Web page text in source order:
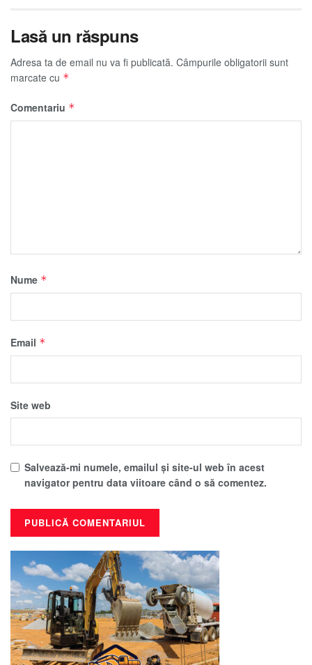
Lasă un răspuns
Adresa ta de email nu va fi publicată. Câmpurile obligatorii sunt
marcate cu *
Comentariu *
Nume *
Email *
Site web
Salvează-mi numele, emailul și site-ul web în acest
navigator pentru data viitoare când o să comentez.
Alternative: